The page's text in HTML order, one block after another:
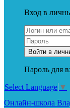
Вход в
Пароль для
Select Language ▼
Онлайн-школа